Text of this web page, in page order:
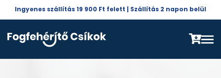
Ingyenes szállítás 19 900 Ft felett | Szállítás 2 napon belül